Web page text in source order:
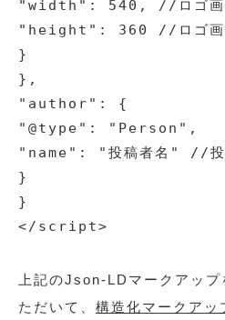
"width": 540, //ロゴ画
"height": 360 //ロゴ画
}
},
"author": {
"@type": "Person",
"name": "投稿者名" //投
}
}
</script>
上記のJson-LDマークアッ
ただいて、 構造化マークアッ